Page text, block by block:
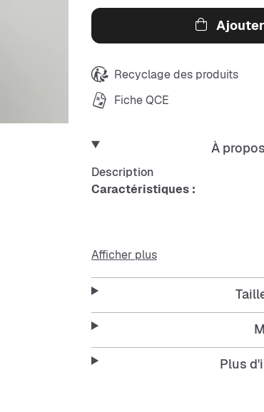
Recyclage des produits
Fiche QCE
À
Description
Caractéristiques :
T-shirt d'Urban Classics
Coupe ample
Col rond côtelé
Afficher plus
Plus